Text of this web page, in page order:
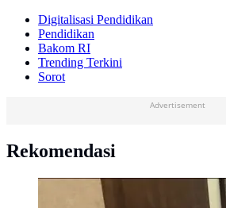
Digitalisasi Pendidikan
Pendidikan
Bakom RI
Trending Terkini
Sorot
Advertisement
Rekomendasi